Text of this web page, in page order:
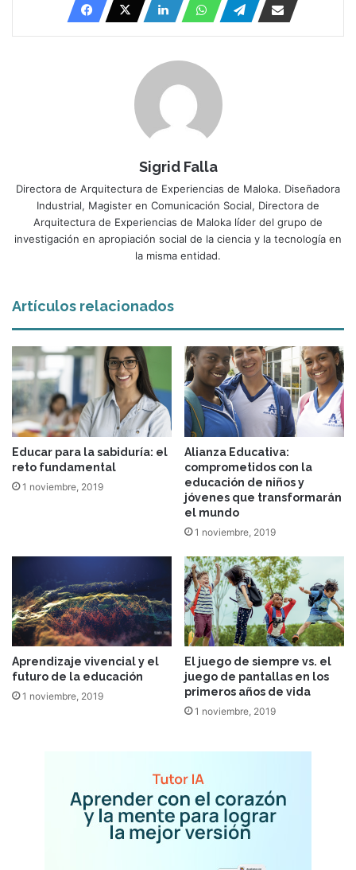
Sigrid Falla
Directora de Arquitectura de Experiencias de Maloka. Diseñadora
Industrial, Magister en Comunicación Social, Directora de
Arquitectura de Experiencias de Maloka líder del grupo de
investigación en apropiación social de la ciencia y la tecnología en
la misma entidad.
Artículos relacionados
Educar para la sabiduría: el
reto fundamental
1 noviembre, 2019
Alianza Educativa:
comprometidos con la
educación de niños y
jóvenes que transformarán
el mundo
1 noviembre, 2019
Aprendizaje vivencial y el
futuro de la educación
1 noviembre, 2019
El juego de siempre vs. el
juego de pantallas en los
primeros años de vida
1 noviembre, 2019